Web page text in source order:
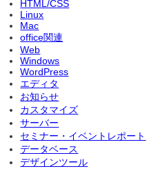
HTML/CSS
Linux
Mac
office関連
Web
Windows
WordPress
エディタ
お知らせ
カスタマイズ
サーバー
セミナー・イベントレポート
データベース
デザインツール